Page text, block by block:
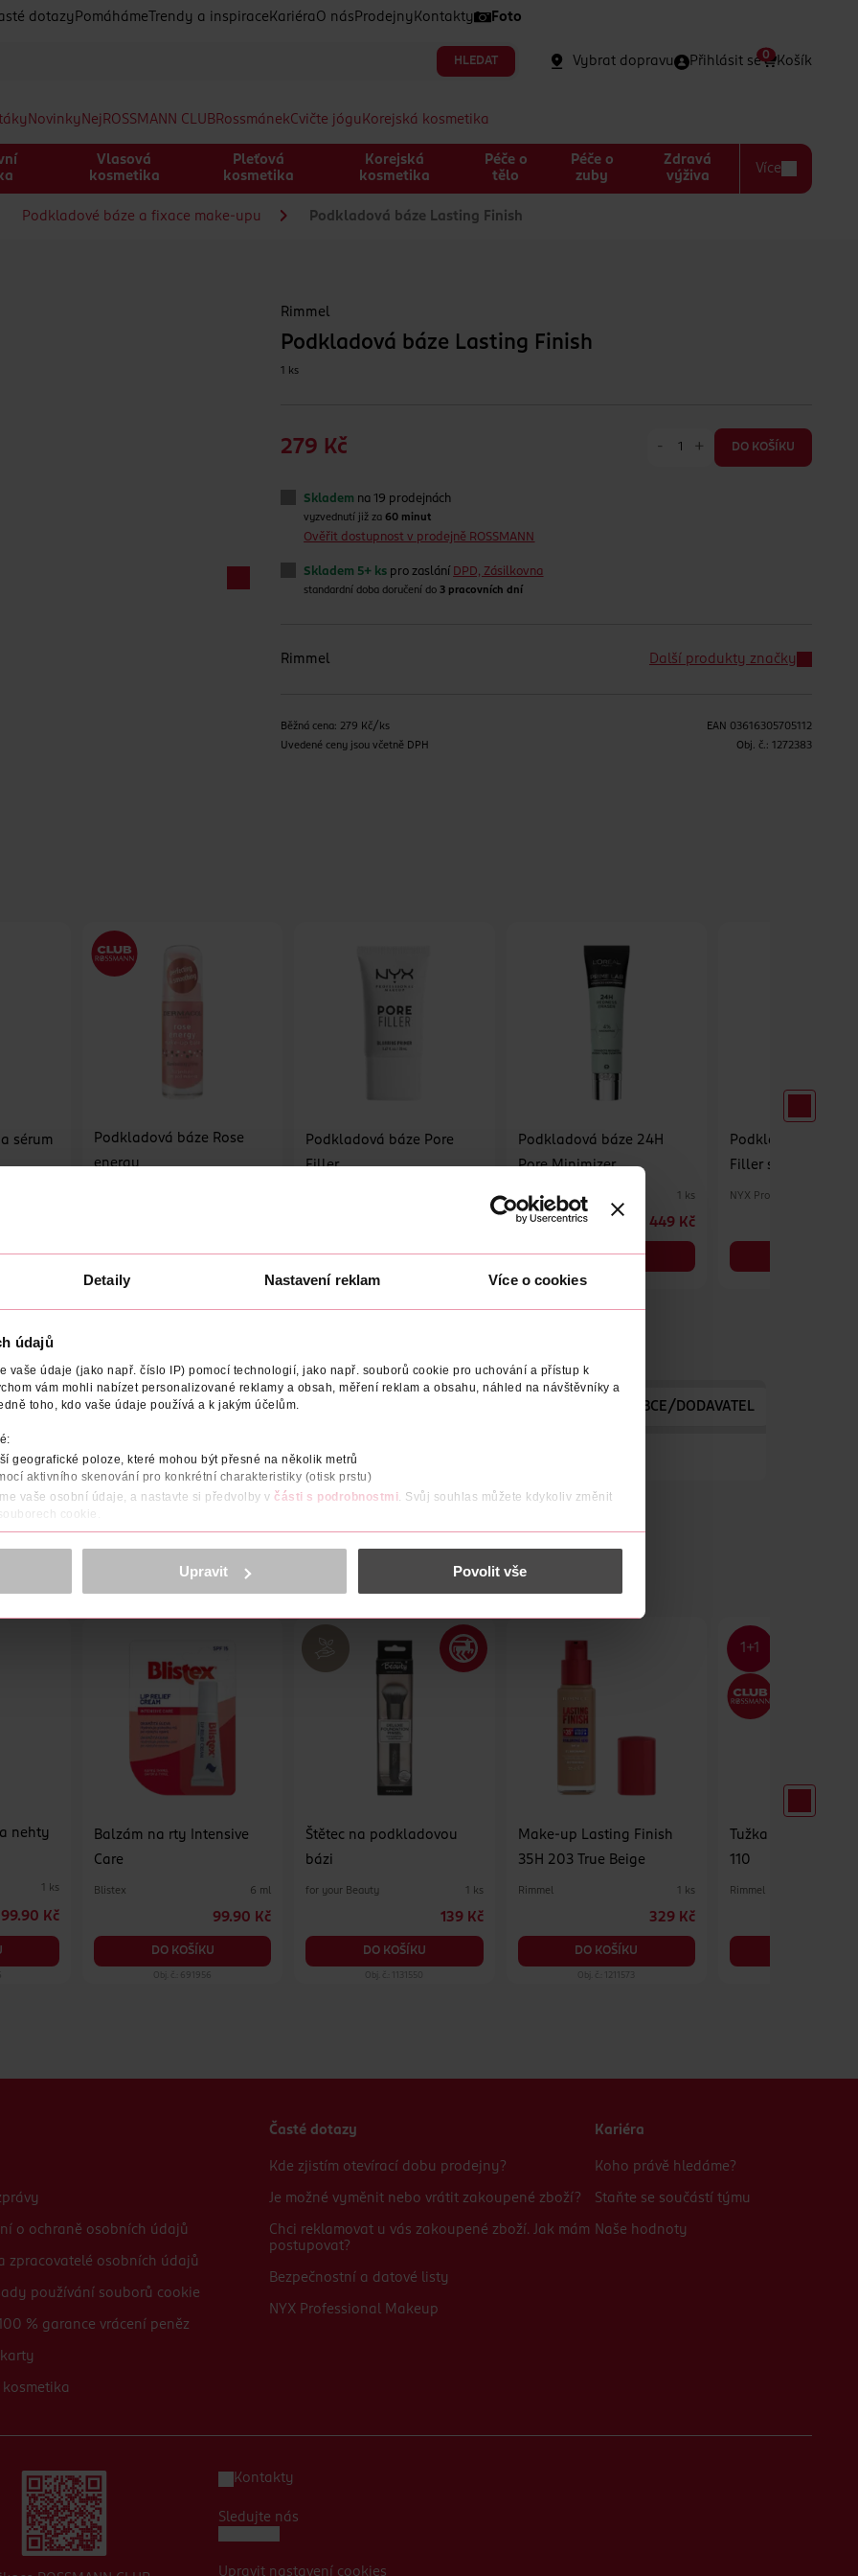
Detaily Nastavení reklam Více o cookies
údajů
vaše údaje (jako např. číslo IP) pomocí technologií, jako např. souborů cookie pro uchování a přístup k
vám mohli nabízet personalizované reklamy a obsah, měření reklam a obsahu, náhled na návštěvníky a
toho, kdo vaše údaje používá a k jakým účelům.
geografické poloze, které mohou být přesné na několik metrů
aktivního skenování pro konkrétní charakteristiky (otisk prstu)
vaše osobní údaje, a nastavte si předvolby v části s podrobnostmi . Svůj souhlas můžete kdykoliv změnit
cookie.
a reklam, funkcí sociálních médií, analýze návštěvnosti, které mohou nést osobní údaje.
osobních údajů.
<
Upravit Povolit vše
dotazy Pomáháme Trendy a inspirace Kariéra O nás Prodejny Kontakty Foto
HLEDAT Vybrat dopravu Přihlásit se Košík
0
Novinky Nej ROSSMANN CLUBRossmánekCvičte jógu Korejská kosmetika
Vlasová
kosmetika
Pleťová
kosmetika
Korejská
kosmetika
Péče o
tělo
Péče o
zuby
Zdravá
výživa
Více
Podkladové báze a fixace make-upu Podkladová báze Lasting Finish
Rimmel
Podkladová báze Lasting Finish
1 ks
279 Kč - + DO KOŠÍKU
Skladem na 19 prodejnách
vyzvednutí již za60 minut
Ověřit dostupnost v prodejně ROSSMANN
Skladem 5+ ks pro zaslání DPD, Zásilkovna
standardní doba doručení do 3 pracovních dní
Rimmel Další produkty značky
Běžná cena: 279 Kč/ks
Uvedené ceny jsou včetně DPH
EAN 03616305705112
Obj. č.: 1272383
sérum
Podkladová báze Rose
energy
DO KOŠÍKU
Podkladová báze Pore
Filler
DO KOŠÍKU
Obj. č.: 963671
Podkladová báze 24H
Pore Minimizer
L'Oréal 1 ks
449 Kč
DO KOŠÍKU
Obj. č.: 1225761
Podkladová báze
Filler stick
NYX Professional Makeup
NÁZEV VÝROBCE/DODAVATELE ADRESA VÝROBCE/DODAVATELE VÝROBCE/DODAVATEL
použití.
nehty
1 ks
99.90 Kč
Balzám na rty Intensive
Care
Blistex 6 ml
99.90 Kč
DO KOŠÍKU
Obj. č.: 691956
Štětec na podkladovou
bázi
for your Beauty 1 ks
139 Kč
DO KOŠÍKU
Make-up Lasting Finish
35H 203 True Beige
Rimmel 1 ks
329 Kč
DO KOŠÍKU
Obj. č.: 1211573
Tužka na rty
110
Rimmel
o ochraně osobních údajů
zpracovatelé osobních údajů
používání souborů cookie
% garance vrácení peněz
kosmetika
Časté dotazy
Kde zjistím otevírací dobu prodejny?
Je možné vyměnit nebo vrátit zakoupené zboží?
Chci reklamovat u vás zakoupené zboží. Jak mám
postupovat?
Bezpečnostní a datové listy
NYX Professional Makeup
Kariéra
Koho právě hledáme?
Staňte se součástí týmu
Naše hodnoty
Kontakty
Sledujte nás
Upravit nastavení cookies